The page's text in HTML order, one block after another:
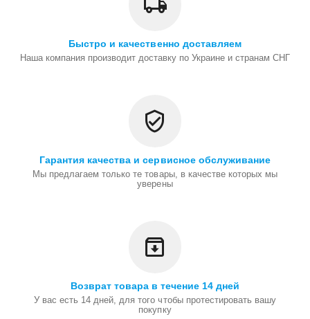
Быстро и качественно доставляем
Наша компания производит доставку по Украине и странам СНГ
Гарантия качества и сервисное обслуживание
Мы предлагаем только те товары, в качестве которых мы
уверены
Возврат товара в течение 14 дней
У вас есть 14 дней, для того чтобы протестировать вашу
покупку